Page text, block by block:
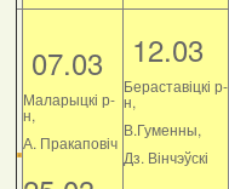
07.03
Маларыцкі р-
н,
А. Пракаповіч
12.03
Бераставіцкі р-
н,
В.Гуменны,
Дз. Вінчэўскі